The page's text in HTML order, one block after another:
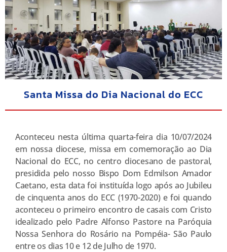
Santa Missa do Dia Nacional do ECC
Aconteceu nesta última quarta-feira dia 10/07/2024
em nossa diocese, missa em comemoração ao Dia
Nacional do ECC, no centro diocesano de pastoral,
presidida pelo nosso Bispo Dom Edmilson Amador
Caetano, esta data foi instituída logo após ao Jubileu
de cinquenta anos do ECC (1970-2020) e foi quando
aconteceu o primeiro encontro de casais com Cristo
idealizado pelo Padre Alfonso Pastore na Paróquia
Nossa Senhora do Rosário na Pompéia- São Paulo
entre os dias 10 e 12 de Julho de 1970.